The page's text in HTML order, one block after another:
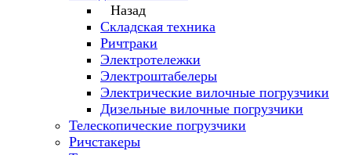
Назад
Складская техника
Ричтраки
Электротележки
Электроштабелеры
Электрические вилочные погрузчики
Дизельные вилочные погрузчики
Телескопические погрузчики
Ричстакеры